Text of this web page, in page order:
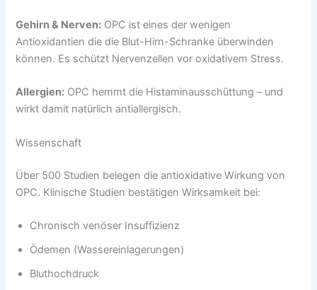
Gehirn & Nerven: OPC ist eines der wenigen
Antioxidantien die die Blut-Hirn-Schranke überwinden
können. Es schützt Nervenzellen vor oxidativem Stress.
Allergien: OPC hemmt die Histaminausschüttung – und
wirkt damit natürlich antiallergisch.
Wissenschaft
Über 500 Studien belegen die antioxidative Wirkung von
OPC. Klinische Studien bestätigen Wirksamkeit bei:
Chronisch venöser Insuffizienz
Ödemen (Wassereinlagerungen)
Bluthochdruck